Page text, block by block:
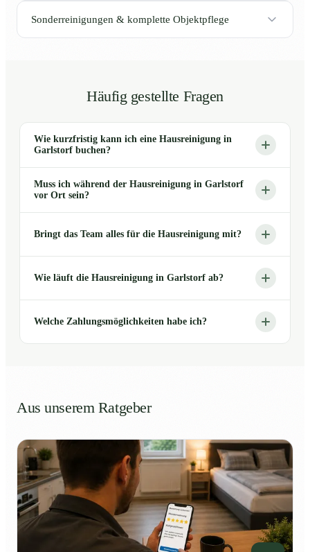
Sonderreinigungen & komplette Objektpflege
Häufig gestellte Fragen
Wie kurzfristig kann ich eine Hausreinigung in
Garlstorf buchen?
Muss ich während der Hausreinigung in Garlstorf
vor Ort sein?
Bringt das Team alles für die Hausreinigung mit?
Wie läuft die Hausreinigung in Garlstorf ab?
Welche Zahlungsmöglichkeiten habe ich?
Aus unserem Ratgeber